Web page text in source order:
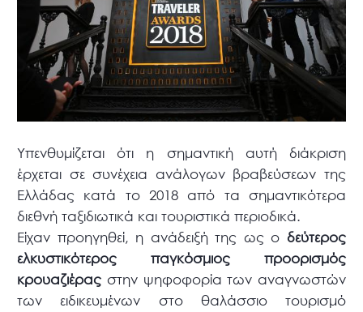
Υπενθυμίζεται ότι η σημαντική αυτή διάκριση
έρχεται σε συνέχεια ανάλογων βραβεύσεων της
Ελλάδας κατά το 2018 από τα σημαντικότερα
διεθνή ταξιδιωτικά και τουριστικά περιοδικά.
Είχαν προηγηθεί, η ανάδειξή της ως ο δεύτερος
ελκυστικότερος παγκόσμιος προορισμός
κρουαζιέρας στην ψηφοφορία των αναγνωστών
των ειδικευμένων στο θαλάσσιο τουρισμό